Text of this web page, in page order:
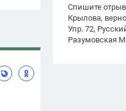
Спишите
Крылова,
Упр. 72,
Разумовская